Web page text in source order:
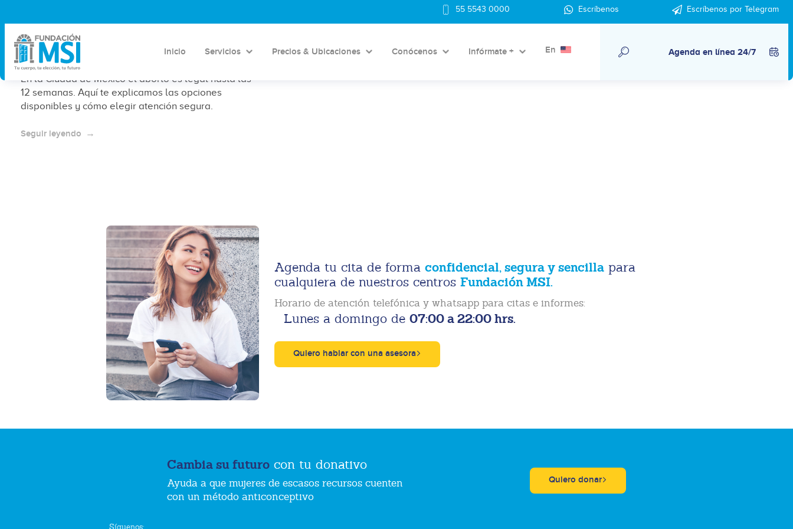
55 5543 0000 Escríbenos Escríbenos por Telegram
Inicio Servicios Precios & Ubicaciones Conócenos Infórmate + En Agenda en línea 24/7
una opción legal y orientación
disponible
En la Ciudad de México el aborto es legal hasta las
12 semanas. Aquí te explicamos las opciones
disponibles y cómo elegir atención segura.
Seguir leyendo
Agenda tu cita de forma confidencial, segura y sencillapara
cualquiera de nuestros centros Fundación MSI.
Horario de atención telefónica y whatsapp para citas e informes:
Lunes a domingo de 07:00 a 22:00 hrs.
Quiero hablar con una asesora
Cambia su futuro con tu donativo
Ayuda a que mujeres de escasos recursos cuenten
con un método anticonceptivo
Quiero donar